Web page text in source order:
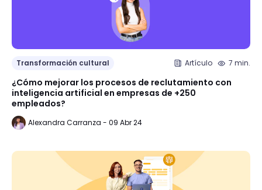
Transformación cultural Artículo 7 min.
¿Cómo mejorar los procesos de reclutamiento con
inteligencia artificial en empresas de +250
empleados?
Alexandra Carranza - 09 Abr 24